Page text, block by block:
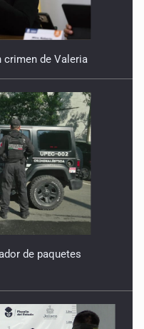
crimen de Valeria
de paquetes